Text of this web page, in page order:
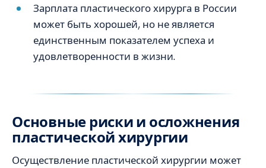
Зарплата пластического хирурга в России
может быть хорошей, но не является
единственным показателем успеха и
удовлетворенности в жизни.
Основные риски и осложнения
пластической хирургии
Осуществление пластической хирургии может